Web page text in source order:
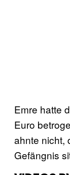
Emre hatte
Euro
ahnte nicht,
Gefängnis